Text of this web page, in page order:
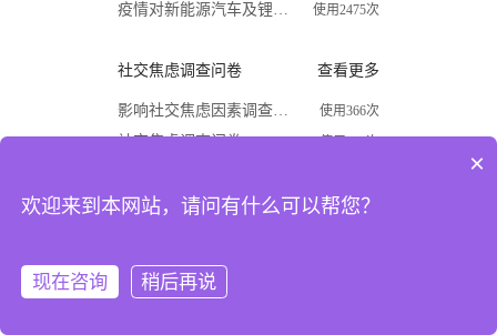
疫情对新能源汽车及锂电行业影响调查问卷 使用2475次
社交焦虑调查问卷 查看更多
影响社交焦虑因素调查问卷 使用366次
社交焦虑调查问卷
关于大学生社交焦虑问卷调查 使用677次
注册
×
欢迎来到本网站，请问有什么可以帮您？
现在咨询 稍后再说